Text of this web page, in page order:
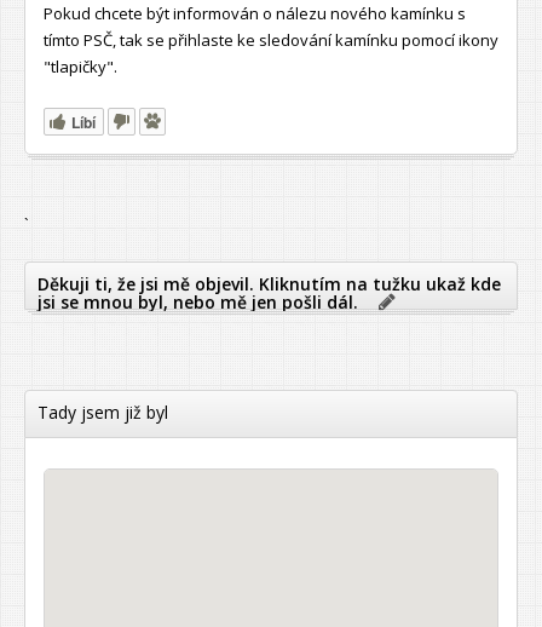
Pokud chcete být informován o nálezu nového kamínku s
tímto PSČ, tak se přihlaste ke sledování kamínku pomocí ikony
"tlapičky".
Líbí
`
Děkuji ti, že jsi mě objevil. Kliknutím na tužku ukaž kde
jsi se mnou byl, nebo mě jen pošli dál.
Tady jsem již byl